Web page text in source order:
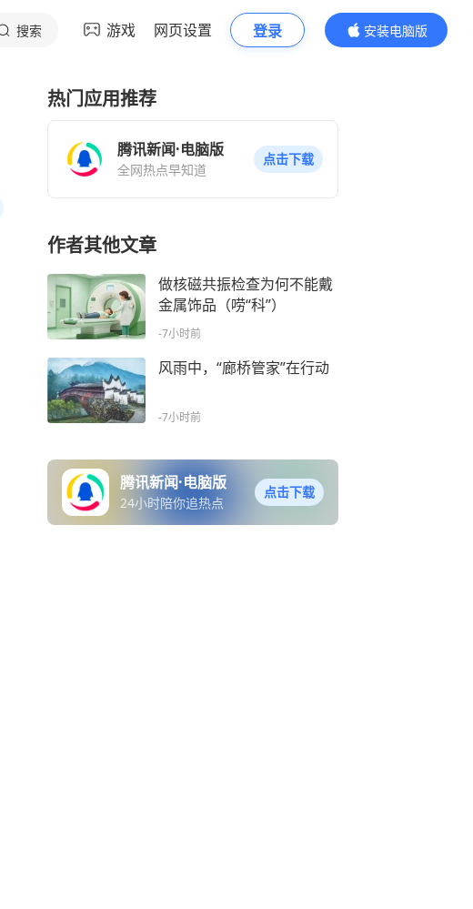
搜索 游戏 网页设置 登录
安装电脑版
内容更精彩
热门应用推荐
腾讯新闻·电脑版
全网热点早知道
点击下载
作者其他文章
做核磁共振检查为何不能戴
金属饰品（唠“科”）
-7小时前
风雨中，“廊桥管家”在行动
-7小时前
腾讯新闻·电脑版
24小时陪你追热点
点击下载